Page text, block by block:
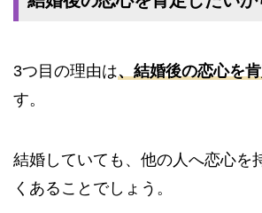
3つ目の理由は、結婚後の恋心を
す。
結婚していても、他の人へ恋心を
くあることでしょう。